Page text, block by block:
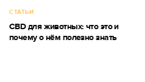
СТАТЬИ
CBD для животных: что это и
почему о нём полезно знать